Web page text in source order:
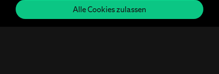
Alle Cookies zulassen